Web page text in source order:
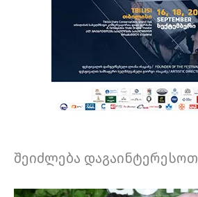
შეიძლება დაგაინტერესოთ